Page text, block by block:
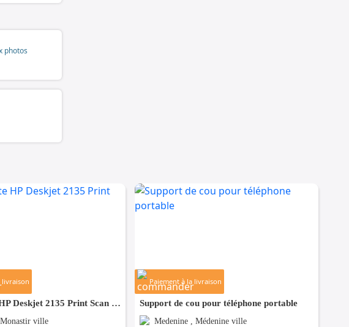
photos
livraison
Imprimante HP Deskjet 2135 Print Scan Copy
ville
Paiement à la livraison
Support de cou pour téléphone portable
Medenine , Médenine ville